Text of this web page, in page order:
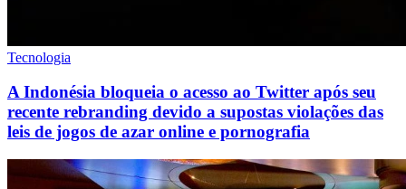
Tecnologia
A Indonésia bloqueia o acesso ao Twitter após seu
recente rebranding devido a supostas violações das
leis de jogos de azar online e pornografia